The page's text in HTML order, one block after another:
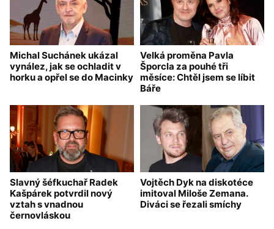
Michal Suchánek ukázal
vynález, jak se ochladit v
horku a opřel se do Macinky
Velká proměna Pavla
Šporcla za pouhé tři
měsíce: Chtěl jsem se líbit
Báře
Slavný šéfkuchař Radek
Kašpárek potvrdil nový
vztah s vnadnou
černovláskou
Vojtěch Dyk na diskotéce
imitoval Miloše Zemana.
Diváci se řezali smíchy